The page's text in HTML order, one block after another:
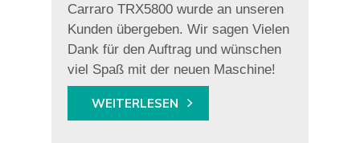
Carraro TRX5800 wurde an unseren
Kunden übergeben. Wir sagen Vielen
Dank für den Auftrag und wünschen
viel Spaß mit der neuen Maschine!
WEITERLESEN